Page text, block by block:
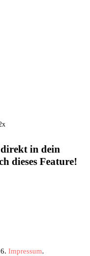
in dein
dieses Feature!
Impressum.